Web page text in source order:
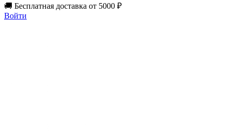
🚚 Бесплатная доставка от 5000 ₽
Войти